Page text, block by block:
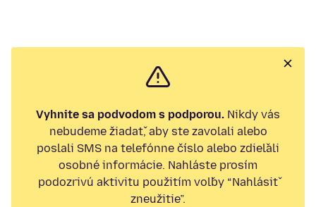
Vyhnite sa podvodom s podporou. Nikdy vás
nebudeme žiadať, aby ste zavolali alebo
poslali SMS na telefónne číslo alebo zdieľali
osobné informácie. Nahláste prosím
podozrivú aktivitu použitím voľby “Nahlásiť
zneužitie”.